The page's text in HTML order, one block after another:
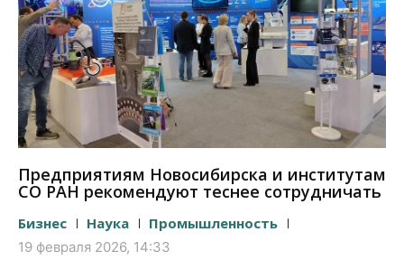
Предприятиям Новосибирска и институтам
СО РАН рекомендуют теснее сотрудничать
Бизнес Наука Промышленность
19 февраля 2026, 14:33